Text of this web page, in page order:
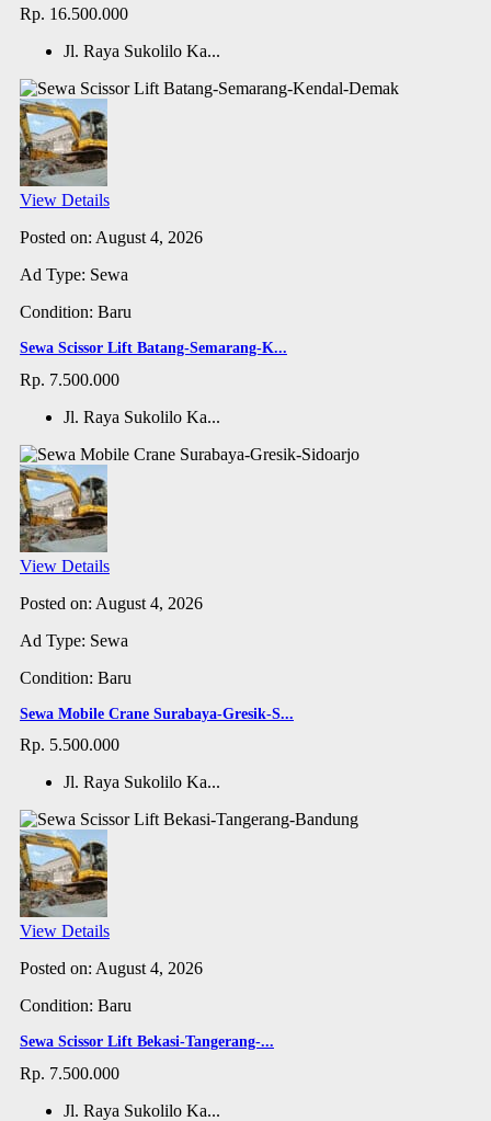
Rp. 16.500.000
Jl. Raya Sukolilo Ka...
View Details
Posted on: August 4, 2026
Ad Type: Sewa
Condition: Baru
Sewa Scissor Lift Batang-Semarang-K...
Rp. 7.500.000
Jl. Raya Sukolilo Ka...
View Details
Posted on: August 4, 2026
Ad Type: Sewa
Condition: Baru
Sewa Mobile Crane Surabaya-Gresik-S...
Rp. 5.500.000
Jl. Raya Sukolilo Ka...
View Details
Posted on: August 4, 2026
Condition: Baru
Sewa Scissor Lift Bekasi-Tangerang-...
Rp. 7.500.000
Jl. Raya Sukolilo Ka...